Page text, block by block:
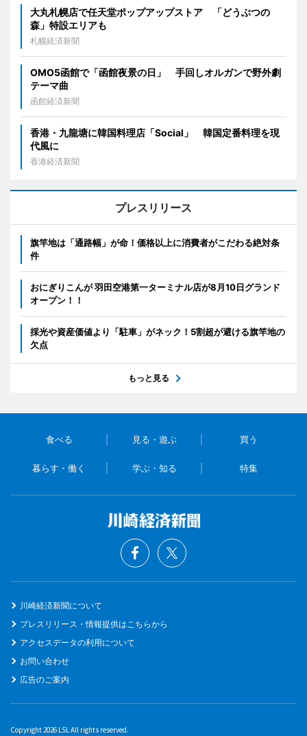
大丸札幌店で任天堂ポップアップストア 「どうぶつの
森」特設エリアも
札幌経済新聞
OMO5函館で「函館夜景の日」 手回しオルガンで野外劇
テーマ曲
函館経済新聞
香港・九龍塘に韓国料理店「Social」 韓国定番料理を現
代風に
香港経済新聞
プレスリリース
旗竿地は「通路幅」が命！価格以上に消費者がこだわる絶対条
件
おにぎりこんが 羽田空港第一ターミナル店が8月10日グランド
オープン！！
採光や資産価値より「駐車」がネック！5割超が避ける旗竿地の
欠点
もっと見る
食べる 見る・遊ぶ 買う
暮らす・働く 学ぶ・知る 特集
川崎経済新聞について
プレスリリース・情報提供はこちらから
アクセスデータの利用について
お問い合わせ
広告のご案内
Copyright 2026 LSL All rights reserved.